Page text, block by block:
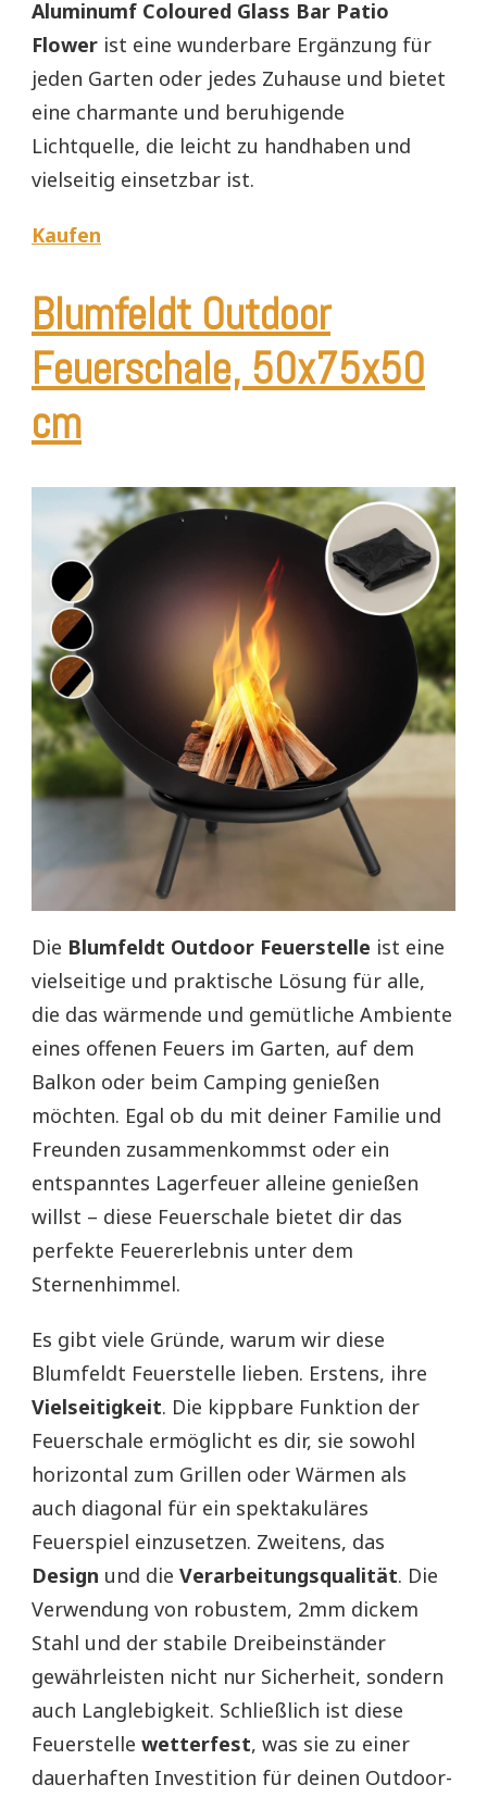
Aluminumf Coloured Glass Bar Patio
Flower ist eine wunderbare Ergänzung für
jeden Garten oder jedes Zuhause und bietet
eine charmante und beruhigende
Lichtquelle, die leicht zu handhaben und
vielseitig einsetzbar ist.
Kaufen
Blumfeldt Outdoor
Feuerschale, 50x75x50
cm
Die Blumfeldt Outdoor Feuerstelle ist eine
vielseitige und praktische Lösung für alle,
die das wärmende und gemütliche Ambiente
eines offenen Feuers im Garten, auf dem
Balkon oder beim Camping genießen
möchten. Egal ob du mit deiner Familie und
Freunden zusammenkommst oder ein
entspanntes Lagerfeuer alleine genießen
willst – diese Feuerschale bietet dir das
perfekte Feuererlebnis unter dem
Sternenhimmel.
Es gibt viele Gründe, warum wir diese
Blumfeldt Feuerstelle lieben. Erstens, ihre
Vielseitigkeit. Die kippbare Funktion der
Feuerschale ermöglicht es dir, sie sowohl
horizontal zum Grillen oder Wärmen als
auch diagonal für ein spektakuläres
Feuerspiel einzusetzen. Zweitens, das
Design und die Verarbeitungsqualität. Die
Verwendung von robustem, 2mm dickem
Stahl und der stabile Dreibeinständer
gewährleisten nicht nur Sicherheit, sondern
auch Langlebigkeit. Schließlich ist diese
Feuerstelle wetterfest, was sie zu einer
dauerhaften Investition für deinen Outdoor-